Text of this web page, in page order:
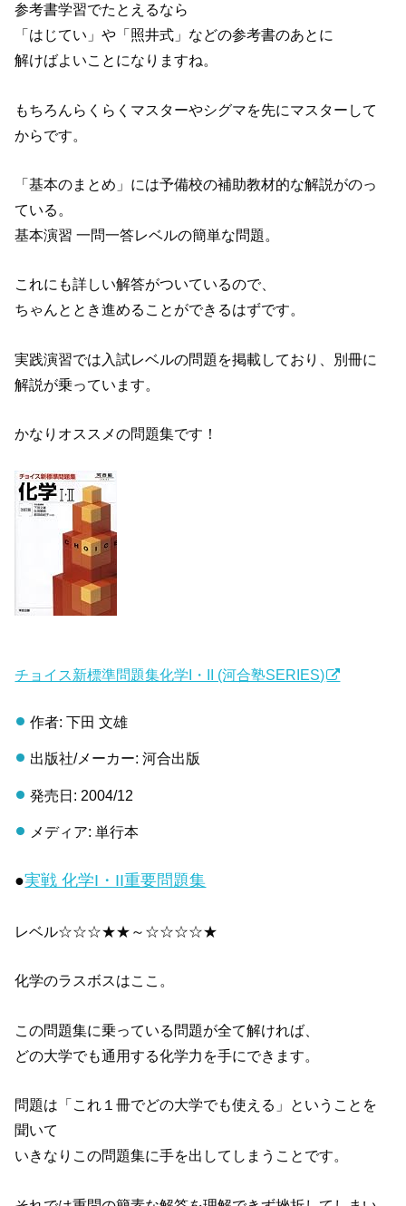
参考書学習でたとえるなら
「はじてい」や「照井式」などの参考書のあとに
解けばよいことになりますね。
もちろんらくらくマスターやシグマを先にマスターして
からです。
「基本のまとめ」には予備校の補助教材的な解説がのっ
ている。
基本演習 一問一答レベルの簡単な問題。
これにも詳しい解答がついているので、
ちゃんととき進めることができるはずです。
実践演習では入試レベルの問題を掲載しており、別冊に
解説が乗っています。
かなりオススメの問題集です！
チョイス新標準問題集化学I・II (河合塾SERIES)
作者: 下田 文雄
出版社/メーカー: 河合出版
発売日: 2004/12
メディア: 単行本
●実戦 化学I・II重要問題集
レベル☆☆☆★★～☆☆☆☆★
化学のラスボスはここ。
この問題集に乗っている問題が全て解ければ、
どの大学でも通用する化学力を手にできます。
問題は「これ１冊でどの大学でも使える」ということを
聞いて
いきなりこの問題集に手を出してしまうことです。